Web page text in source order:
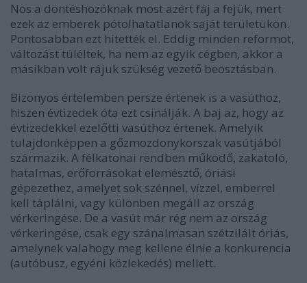
Nos a döntéshozóknak most azért fáj a fejük, mert
ezek az emberek pótolhatatlanok saját területükön.
Pontosabban ezt hitették el. Eddig minden reformot,
változást túléltek, ha nem az egyik cégben, akkor a
másikban volt rájuk szükség vezető beosztásban.
Bizonyos értelemben persze értenek is a vasúthoz,
hiszen évtizedek óta ezt csinálják. A baj az, hogy az
évtizedekkel ezelőtti vasúthoz értenek. Amelyik
tulajdonképpen a gőzmozdonykorszak vasútjából
származik. A félkatonai rendben működő, zakatoló,
hatalmas, erőforrásokat elemésztő, óriási
gépezethez, amelyet sok szénnel, vízzel, emberrel
kell táplálni, vagy különben megáll az ország
vérkeringése. De a vasút már rég nem az ország
vérkeringése, csak egy szánalmasan szétzilált óriás,
amelynek valahogy meg kellene élnie a konkurencia
(autóbusz, egyéni közlekedés) mellett.